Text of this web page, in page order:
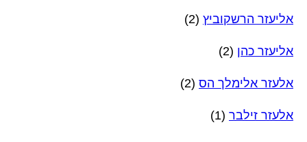
אליעזר הרשקוביץ (2)
אליעזר כהן (2)
אלעזר אלימלך הס (2)
אלעזר זילבר (1)